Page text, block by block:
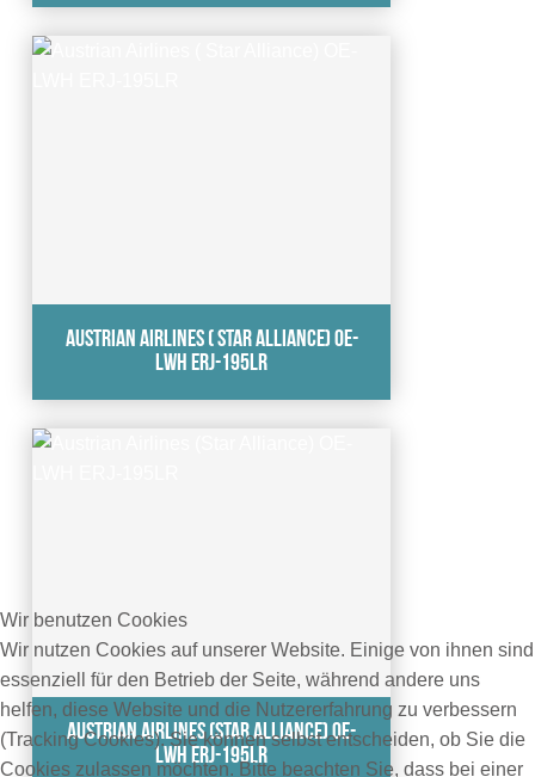
Austrian Airlines ( Star Alliance) OE-
LWH ERJ-195LR
Austrian Airlines (Star Alliance) OE-
LWH ERJ-195LR
Wir benutzen Cookies
Wir nutzen Cookies auf unserer Website. Einige von ihnen sind
essenziell für den Betrieb der Seite, während andere uns
helfen, diese Website und die Nutzererfahrung zu verbessern
(Tracking Cookies). Sie können selbst entscheiden, ob Sie die
Cookies zulassen möchten. Bitte beachten Sie, dass bei einer